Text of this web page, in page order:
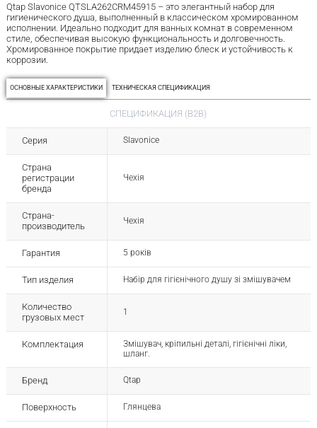
Qtap Slavonice QTSLA262CRM45915 – это элегантный набор для
гигиенического душа, выполненный в классическом хромированном
исполнении. Идеально подходит для ванных комнат в современном
стиле, обеспечивая высокую функциональность и долговечность.
Хромированное покрытие придает изделию блеск и устойчивость к
коррозии.
ОСНОВНЫЕ ХАРАКТЕРИСТИКИ ТЕХНИЧЕСКАЯ СПЕЦИФИКАЦИЯ
СПЕЦИФИКАЦИЯ (B2B)
Серия Slavonice
Страна
регистрации
бренда
Чехія
Страна-
производитель
Чехія
Гарантия 5 років
Тип изделия Набір для гігієнічного душу зі змішувачем
Количество
грузовых мест
1
Комплектация
Змішувач, кріпильні деталі, гігієнічні ліки,
шланг.
Бренд Qtap
Поверхность Глянцева